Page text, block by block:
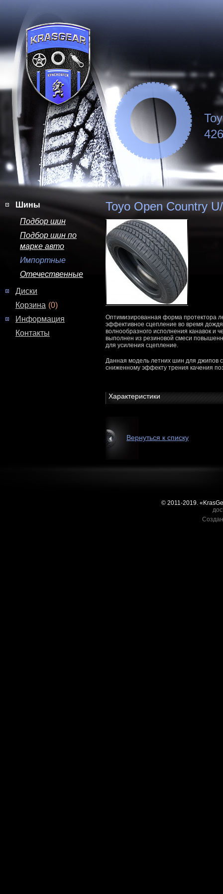
Шины
Подбор шин
Подбор шин по
марке авто
Импортные
Отечественные
Диски
Корзина (0)
Информация
Контакты
Toyo Open Country
Оптимизированная форма протектора
эффективное сцепление во время
волнообразного исполнения канавок и
выполнен из резиновой смеси
для усиления сцепление.
Данная модель летних шин для джипов
сниженному эффекту трения качения
Характеристики
Вернуться к списку
© 2011-2019.